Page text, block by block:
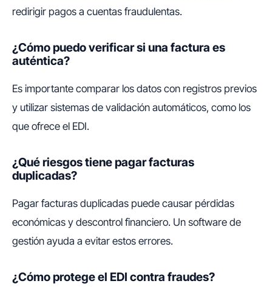
redirigir pagos a cuentas fraudulentas.
¿Cómo puedo verificar si una factura es
auténtica?
Es importante comparar los datos con registros previos
y utilizar sistemas de validación automáticos, como los
que ofrece el EDI.
¿Qué riesgos tiene pagar facturas
duplicadas?
Pagar facturas duplicadas puede causar pérdidas
económicas y descontrol financiero. Un software de
gestión ayuda a evitar estos errores.
¿Cómo protege el EDI contra fraudes?